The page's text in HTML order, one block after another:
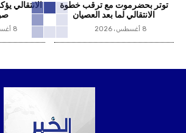
توتر بحضرموت مع ترقب خطوة
الانتقالي لما بعد العصيان
8 أغسطس، 2026
الانتقالي
8 أغسطس، 2026